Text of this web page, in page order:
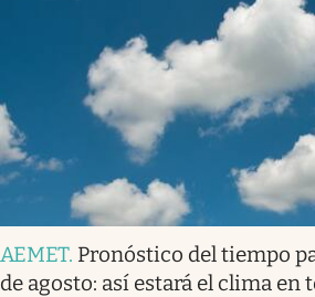
AEMET. Pronóstico del tiempo
de agosto: así estará el clima en